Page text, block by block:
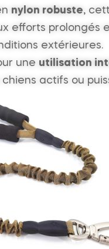
nylon robuste,
efforts prolongés
extérieures.
une utilisation
actifs ou